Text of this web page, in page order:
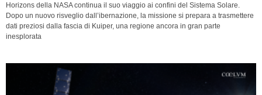
Horizons della NASA continua il suo viaggio ai confini del Sistema Solare.
Dopo un nuovo risveglio dall’ibernazione, la missione si prepara a trasmettere
dati preziosi dalla fascia di Kuiper, una regione ancora in gran parte
inesplorata